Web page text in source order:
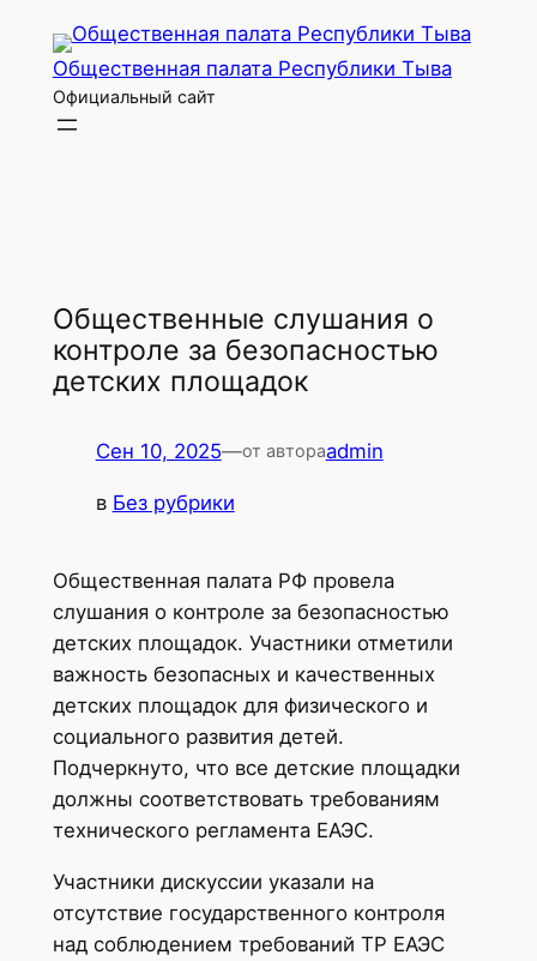
Перейти
содержимому
Общественная палата Республики Тыва
Официальный сайт
Общественные слушания о
контроле за безопасностью
детских площадок
Сен 10, 2025—от автораadmin
в Без рубрики
Общественная палата РФ провела
слушания о контроле за безопасностью
детских площадок. Участники отметили
важность безопасных и качественных
детских площадок для физического и
социального развития детей.
Подчеркнуто, что все детские площадки
должны соответствовать требованиям
технического регламента ЕАЭС.
Участники дискуссии указали на
отсутствие государственного контроля
над соблюдением требований ТР ЕАЭС